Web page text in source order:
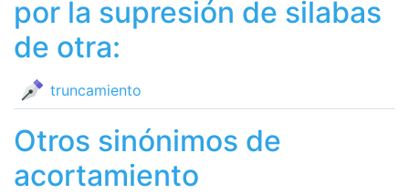
por la supresión de silabas
de otra:
truncamiento
Otros sinónimos de
acortamiento